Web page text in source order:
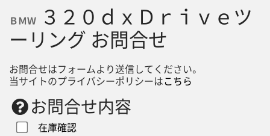
ＢＭＷ
３２０ｄｘＤｒｉｖｅツ
ーリング お問合せ
お問合せはフォームより送信してください。
当サイトのプライバシーポリシーはこちら
お問合せ内容
在庫確認